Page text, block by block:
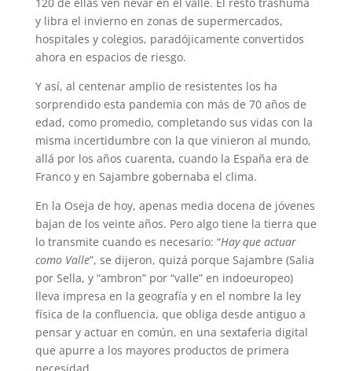
y libra el invierno en zonas de supermercados,
hospitales y colegios, paradójicamente convertidos
ahora en espacios de riesgo.
Y así, al centenar amplio de resistentes los ha
sorprendido esta pandemia con más de 70 años de
edad, como promedio, completando sus vidas con la
misma incertidumbre con la que vinieron al mundo,
allá por los años cuarenta, cuando la España era de
Franco y en Sajambre gobernaba el clima.
En la Oseja de hoy, apenas media docena de jóvenes
bajan de los veinte años. Pero algo tiene la tierra que
lo transmite cuando es necesario: “Hay que actuar
como Valle”, se dijeron, quizá porque Sajambre (Salia
por Sella, y “ambron” por “valle” en indoeuropeo)
lleva impresa en la geografía y en el nombre la ley
física de la confluencia, que obliga desde antiguo a
pensar y actuar en común, en una sextaferia digital
que apurre a los mayores productos de primera